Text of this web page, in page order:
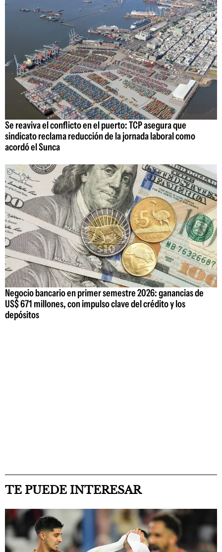
Se reaviva el conflicto en el puerto: TCP asegura que
sindicato reclama reducción de la jornada laboral como
acordó el Sunca
Negocio bancario en primer semestre 2026: ganancias de
US$ 671 millones, con impulso clave del crédito y los
depósitos
TE PUEDE INTERESAR